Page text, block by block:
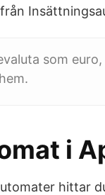
som
i
hittar